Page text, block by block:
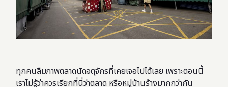
ทุกคนลืมภาพตลาดนัดจตุจักรที่เคยเจอไปได้เลย เพราะตอนนี้
เราไม่รู้ว่าควรเรียกที่นี่ว่าตลาด หรือหมู่บ้านร้างมากกว่ากัน